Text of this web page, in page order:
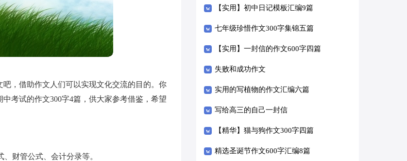
，借助作文人们可以实现文化交流的目的。你
考试的作文300字4篇，供大家参考借鉴，希望
财管公式、会计分录等。
【实用】初中日记模板汇编9篇
七年级珍惜作文300字集锦五篇
【实用】一封信的作文600字四篇
失败和成功作文
实用的写植物的作文汇编六篇
写给高三的自己一封信
【精华】猫与狗作文300字四篇
精选圣诞节作文600字汇编8篇